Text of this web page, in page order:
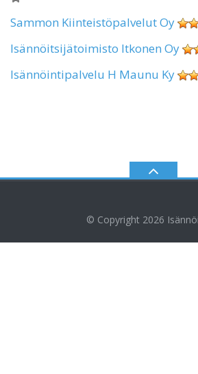
Sammon Kiinteistöpalvelut Oy
Isännöitsijätoimisto Itkonen Oy
Isännöintipalvelu H Maunu Ky
© Copyright 2026